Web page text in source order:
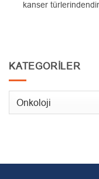
kanser
KATEGORILER